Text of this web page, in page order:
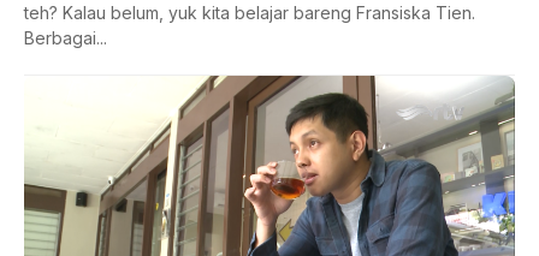
teh? Kalau belum, yuk kita belajar bareng Fransiska Tien.
Berbagai...